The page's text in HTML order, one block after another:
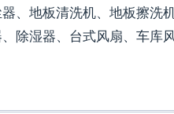
、地板清洗机、地板擦洗
除湿器、台式风扇、车库